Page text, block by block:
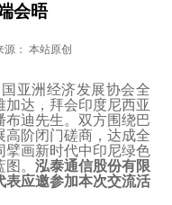
会晤
源： 本站原创
亚洲经济发展协会全
达，拜会印度尼西亚
布迪先生。双方围绕巴
高阶闭门磋商，达成全
擘画新时代中印尼绿色
。 泓泰通信股份有限
表应邀参加本次交流活